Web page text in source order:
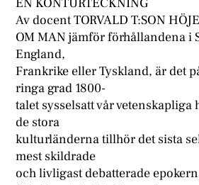
EN KONTURTECKNING
Av docent TORVALD T:SON
OM MAN jämför förhållandena i
England,
Frankrike eller Tyskland, är det
ringa grad 1800-
talet sysselsatt vår
de stora
kulturländerna tillhör det sista
mest skildrade
och livligast debatterade